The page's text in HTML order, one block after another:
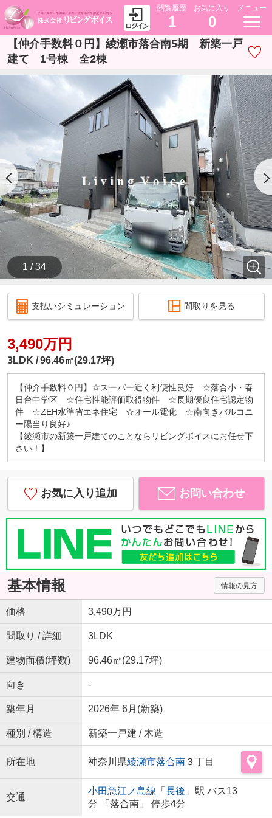
閲覧履歴
1
お気に入り
0
メニュー
【仲介手数料０円】綾瀬市落合南5期 新築一戸
建て 1号棟 全2棟
1 / 34
支払いシミュレーション 間取りを見る
3,490万円
3LDK 96.46㎡(29.17坪)
【仲介手数料０円】☆スーパー近く利便性良好 ☆落合小・春
日台中学区 ☆住宅性能評価取得物件 ☆長期優良住宅認定物
件 ☆ZEH水準省エネ住宅 ☆オール電化 ☆南向きバルコニ
ー陽当り良好♪
【綾瀬市の新築一戸建てのことならリビングボイスにお任せ下
さい！】
お気に入り追加 お問い合わせ
基本情報 情報の見方
価格 3,490万円
間取り / 詳細 3LDK
建物面積(坪数) 96.46㎡(29.17坪)
向き -
築年月 2026年 6月(新築)
種別 / 構造 新築一戸建 / 木造
所在地 神奈川県綾瀬市落合南３丁目
交通
小田急江ノ島線 「 長後 」駅 バス13
分 「落合南」 停歩4分